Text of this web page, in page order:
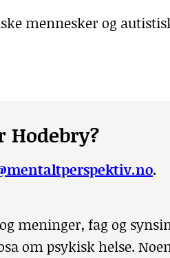
mennesker og
Hodebry?
.
meninger, fag og
om psykisk helse.